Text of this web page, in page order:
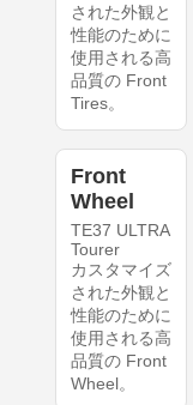
された外観と
性能のために
使用される高
品質の Front
Tires。
Front
Wheel
TE37 ULTRA
Tourer
カスタマイズ
された外観と
性能のために
使用される高
品質の Front
Wheel。